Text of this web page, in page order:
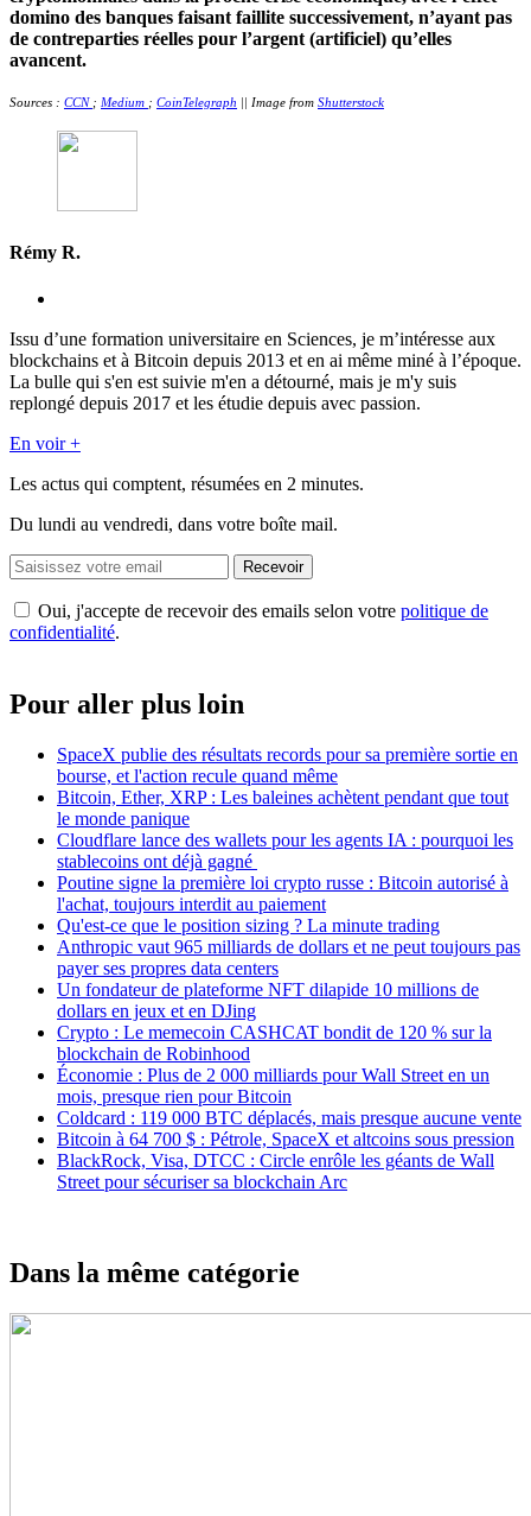
domino des banques faisant faillite successivement, n’ayant pas
de contreparties réelles pour l’argent(artificiel) qu’elles
avancent.
Sources : CCN ; Medium ; CoinTelegraph || Image from Shutterstock
Rémy R.
Issu d’une formation universitaire en Sciences, je m’intéresse aux
blockchains et à Bitcoin depuis 2013 et en ai même miné à l’époque.
La bulle qui s'en est suivie m'en a détourné, mais je m'y suis
replongé depuis 2017 et les étudie depuis avec passion.
En voir +
Les actus qui comptent, résumées en 2 minutes.
Du lundi au vendredi, dans votre boîte mail.
Recevoir
Oui, j'accepte de recevoir des emails selon votre politique de
confidentialité.
Pour aller plus loin
SpaceX publie des résultats records pour sa première sortie en
bourse, et l'action recule quand même
Bitcoin, Ether, XRP : Les baleines achètent pendant que tout
le monde panique
Cloudflare lance des wallets pour les agents IA : pourquoi les
stablecoins ont déjà gagné
Poutine signe la première loi crypto russe : Bitcoin autorisé à
l'achat, toujours interdit au paiement
Qu'est-ce que le position sizing ? La minute trading
Anthropic vaut 965 milliards de dollars et ne peut toujours pas
payer ses propres data centers
Un fondateur de plateforme NFT dilapide 10 millions de
dollars en jeux et en DJing
Crypto : Le memecoin CASHCAT bondit de 120 % sur la
blockchain de Robinhood
Économie : Plus de 2 000 milliards pour Wall Street en un
mois, presque rien pour Bitcoin
Coldcard : 119 000 BTC déplacés, mais presque aucune vente
Bitcoin à 64 700 $ : Pétrole, SpaceX et altcoins sous pression
BlackRock, Visa, DTCC : Circle enrôle les géants de Wall
Street pour sécuriser sa blockchain Arc
Dans la même catégorie